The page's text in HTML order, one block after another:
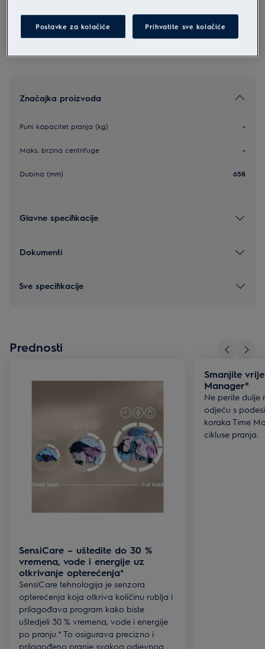
regulativi 2023/988 navedeni su u poglavljima 1 i 2
pročitajte cijeli korisnički priručnik.
Značajka proizvoda
Puni kapacitet pranja (kg) -
Maks. brzina centrifuge -
Dubina (mm) 658
Glavne specifikacije
Dokumenti
Sve specifikacije
Prednosti
SensiCare – uštedite do 30 %
vremena, vode i energije uz
otkrivanje opterećenja*
SensiCare tehnologija je senzora
opterećenja koja otkriva količinu rublja i
prilagođava program kako biste
uštedjeli 30 % vremena, vode i energije
po pranju.* To osigurava precizno i
prilagođeno pranje svakog odjevnog
Smanjite
Manager®
Ne perite dulje
odjeću s
koraka Time
cikluse pranja.
Postavke za kolačiće Prihvatite sve kolačiće